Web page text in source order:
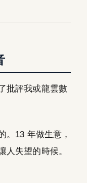
批評我或龍雲數
。13 年做生意，
人失望的時候。